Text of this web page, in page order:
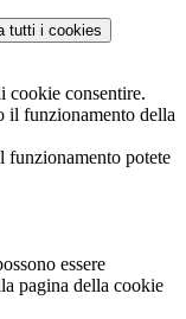
tutti i cookies
cookie consentire.
il funzionamento della
funzionamento potete
essere
pagina della cookie